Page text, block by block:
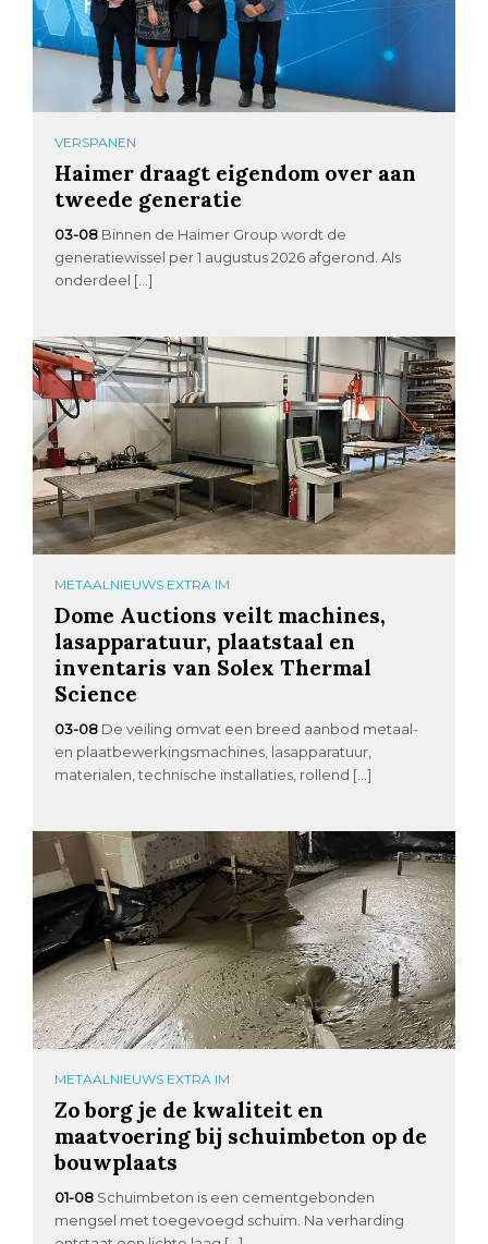
VERSPANEN
Haimer draagt eigendom over aan
tweede generatie
03-08 Binnen de Haimer Group wordt de
generatiewissel per 1 augustus 2026 afgerond. Als
onderdeel […]
METAALNIEUWS EXTRA IM
Dome Auctions veilt machines,
lasapparatuur, plaatstaal en
inventaris van Solex Thermal
Science
03-08 De veiling omvat een breed aanbod metaal-
en plaatbewerkingsmachines, lasapparatuur,
materialen, technische installaties, rollend […]
METAALNIEUWS EXTRA IM
Zo borg je de kwaliteit en
maatvoering bij schuimbeton op de
bouwplaats
01-08 Schuimbeton is een cementgebonden
mengsel met toegevoegd schuim. Na verharding